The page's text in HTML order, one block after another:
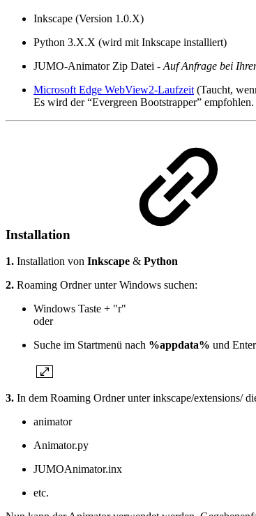
Inkscape (Version 1.0.X)
Python 3.X.X (wird mit Inkscape installiert)
JUMO-Animator Zip Datei - Auf Anfrage bei
Microsoft Edge WebView2-Laufzeit (Taucht,
Es wird der “Evergreen Bootstrapper” empfohlen.
Installation
1. Installation von Inkscape & Python
2. Roaming Ordner unter Windows suchen:
Windows Taste + "r"
oder
Suche im Startmenü nach %appdata% und
3. In dem Roaming Ordner unter inkscape/extensions/
animator
Animator.py
JUMOAnimator.inx
etc.